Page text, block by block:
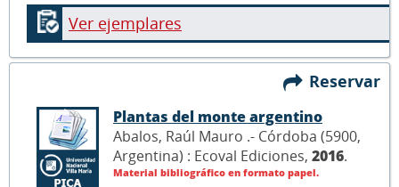
Ver ejemplares
Reservar
Plantas del monte argentino
Abalos, Raúl Mauro .- Córdoba (5900,
Argentina) : Ecoval Ediciones, 2016.
Material bibliográfico en formato papel.